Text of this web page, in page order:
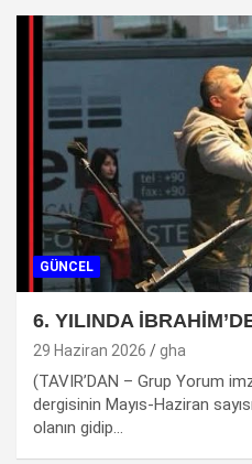
GÜNCEL
6. YILINDA
29 Haziran 2026 gha
(TAVIR’DAN – Grup Yorum
dergisinin Mayıs-Haziran
olanın gidip…